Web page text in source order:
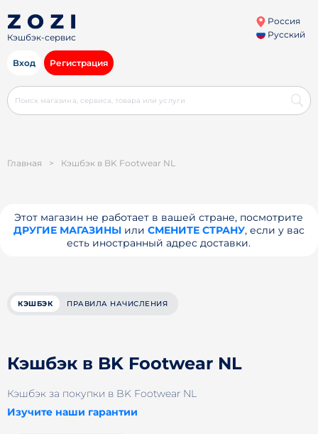
Кэшбэк-сервис
Россия
Русский
Вход Регистрация
Главная > Кэшбэк в BK Footwear NL
Этот магазин не работает в вашей стране, посмотрите
ДРУГИЕ МАГАЗИНЫили СМЕНИТЕ СТРАНУ, если у вас
есть иностранный адрес доставки.
КЭШБЭК ПРАВИЛА НАЧИСЛЕНИЯ
Кэшбэк в BK Footwear NL
Кэшбэк за покупки в BK Footwear NL
Изучите наши гарантии